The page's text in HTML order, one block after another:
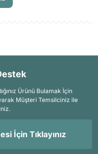
Ürünü Bulamak İçin
Müşteri Temsilciniz ile
İçin Tıklayınız